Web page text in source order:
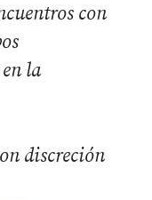
con
la
discreción